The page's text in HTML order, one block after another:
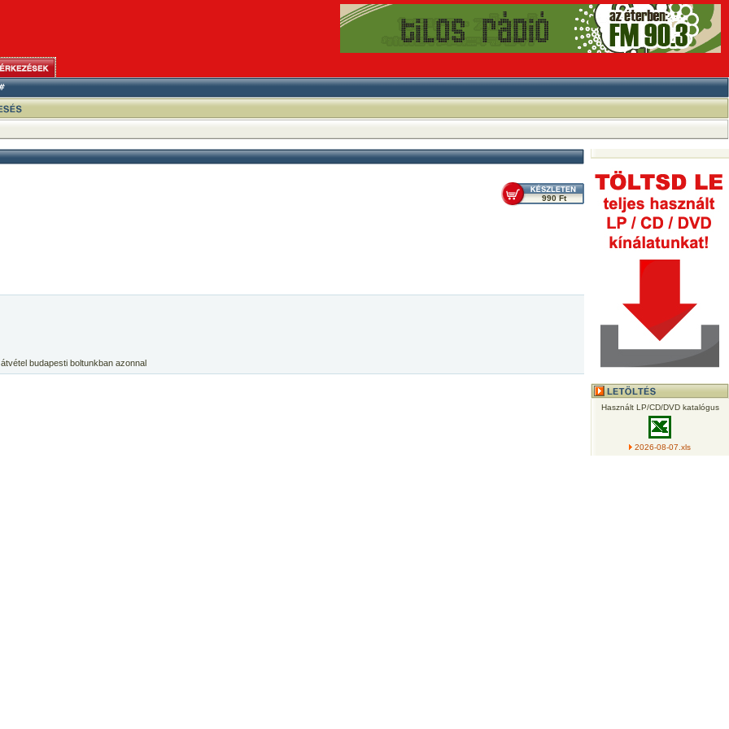
990 Ft
budapesti boltunkban azonnal
Használt LP/CD/DVD katalógus
2026-08-07.xls